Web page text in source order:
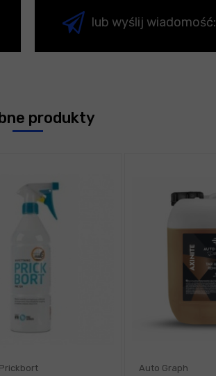
lub wyślij wiadomość:
produkty
Auto Graph